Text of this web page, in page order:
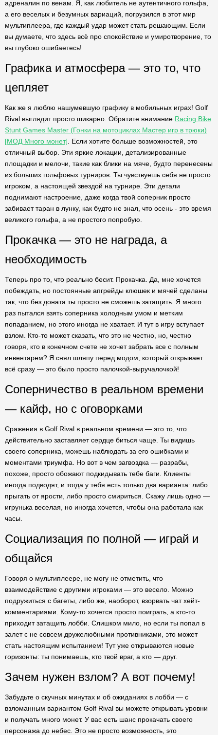
адреналин по венам. Я, как любитель не аутентичного гольфа,
а его веселых и безумных вариаций, погрузился в этот мир
мультиплеера, где каждый удар может стать решающим. Если
вы думаете, что здесь всё про спокойствие и умиротворение, то
вы глубоко ошибаетесь!
Графика и атмосфера — это то, что
цепляет
Как же я люблю нашумевшую графику в мобильных играх! Golf
Rival выглядит просто шикарно. Обратите внимание Racing Bike
Stunt Games Master (Гонки на мотоциклах Мастер игр в трюки)
[МОД Много монет] . Если хотите больше возможностей, это
отличный выбор. Эти яркие локации, детализированные
площадки и мелочи, такие как блики на мяче, будто перенесены
из больших гольфовых турниров. Ты чувствуешь себя не просто
игроком, а настоящей звездой на турнире. Эти детали
поднимают настроение, даже когда твой соперник просто
забивает таран в лунку, как будто не знал, что осень - это время
великого гольфа, а не простого попробую.
Прокачка — это не награда, а
необходимость
Теперь про то, что реально бесит. Прокачка. Да, мне хочется
побеждать, но постоянные апгрейды клюшек и мячей сделаны
так, что без доната ты просто не сможешь затащить. Я много
раз пытался взять соперника холодным умом и метким
попаданием, но этого иногда не хватает. И тут в игру вступает
взлом. Кто-то может сказать, что это не честно, но, честно
говоря, кто в конечном счете не хочет забрать все с полным
инвентарем? Я снял шляпу перед модом, который открывает
всё сразу — это было просто палочкой-выручалочкой!
Соперничество в реальном времени
— кайф, но с оговорками
Сражения в Golf Rival в реальном времени — это то, что
действительно заставляет сердце биться чаще. Ты видишь
своего соперника, можешь наблюдать за его ошибками и
моментами триумфа. Но вот в чем загвоздка — разрабы,
похоже, просто обожают подкидывать тебе баги. Клиенты
иногда подводят, и тогда у тебя есть только два варианта: либо
прыгать от ярости, либо просто смириться. Скажу лишь одно —
игрунька веселая, но иногда хочется, чтобы она работала как
часы.
Социализация по полной — играй и
общайся
Говоря о мультиплеере, не могу не отметить, что
взаимодействие с другими игроками — это весело. Можно
подружиться с багеты, либо же, наоборот, взорвать чат хейт-
комментариями. Кому-то хочется просто поиграть, а кто-то
приходит затащить лобби. Слишком мило, но если ты попал в
залет с не совсем дружелюбными противниками, это может
стать настоящим испытанием! Тут уже открываются новые
горизонты: ты понимаешь, кто твой враг, а кто — друг.
Зачем нужен взлом? А вот почему!
Забудьте о скучных минутах и об ожиданиях в лобби — с
взломанным вариантом Golf Rival вы можете открывать уровни
и получать много монет. У вас есть шанс прокачать своего
персонажа до небес. Это не просто возможность, это